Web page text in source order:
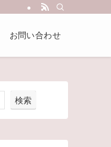
お問い合わせ
検索